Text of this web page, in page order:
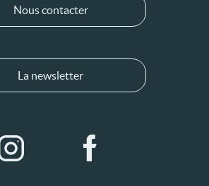
Nous contacter
La newsletter